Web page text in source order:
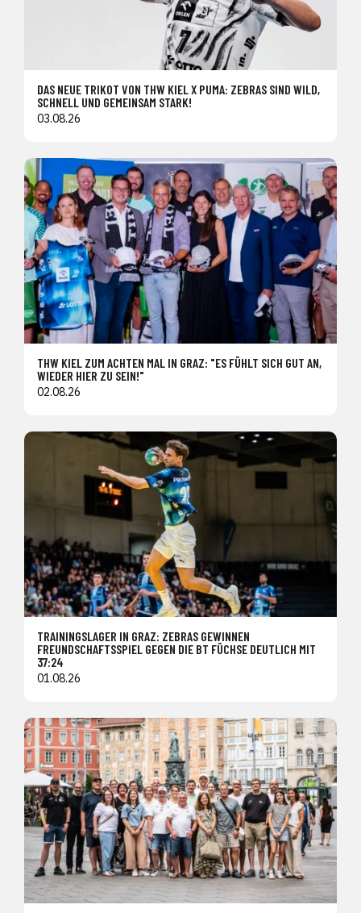
DAS NEUE TRIKOT VON THW KIEL X PUMA: ZEBRAS SIND WILD,
SCHNELL UND GEMEINSAM STARK!
03.08.26
THW KIEL ZUM ACHTEN MAL IN GRAZ: "ES FÜHLT SICH GUT AN,
WIEDER HIER ZU SEIN!"
02.08.26
TRAININGSLAGER IN GRAZ: ZEBRAS GEWINNEN
FREUNDSCHAFTSSPIEL GEGEN DIE BT FÜCHSE DEUTLICH MIT
37:24
01.08.26